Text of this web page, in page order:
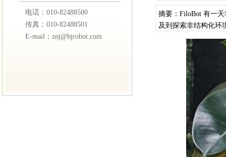
电话：010-82488500
传真：010-82488501
E-mail：znj@bjrobot.com
摘要：FiloBot 有一天
及到探索非结构化环